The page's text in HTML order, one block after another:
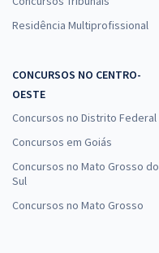
Residência Multiprofissional
CONCURSOS NO CENTRO-
OESTE
Concursos no Distrito Federal
Concursos em Goiás
Concursos no Mato Grosso do
Sul
Concursos no Mato Grosso